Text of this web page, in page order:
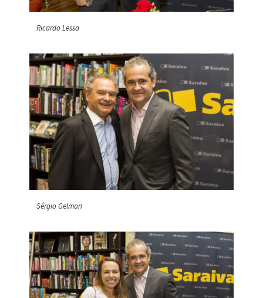
Ricardo Lessa
Sérgio Gelman